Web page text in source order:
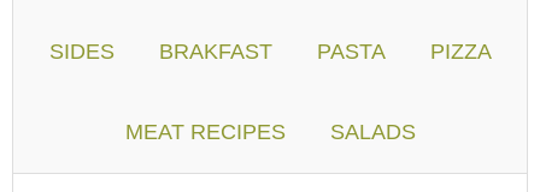
SIDES BRAKFAST PASTA PIZZA
MEAT RECIPES SALADS